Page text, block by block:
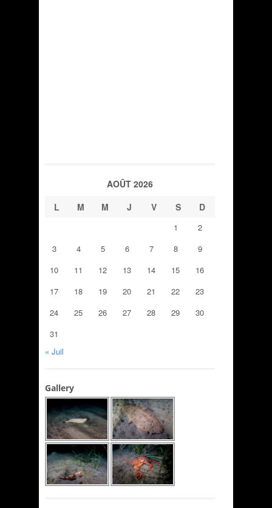
AOÛT 2026
L
M M J V S D
1
2
3
4 5 6 7 8
9
10
11 12 13 14 15
16
17
18 19 20 21 22
23
24
25 26 27 28 29
30
31
« Juil
Gallery